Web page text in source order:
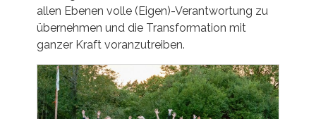
allen Ebenen volle (Eigen)-Verantwortung zu
übernehmen und die Transformation mit
ganzer Kraft voranzutreiben.